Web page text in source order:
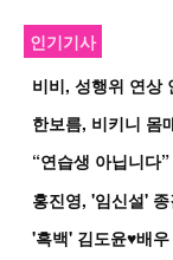
인기기사
한보름, 비키니 몸